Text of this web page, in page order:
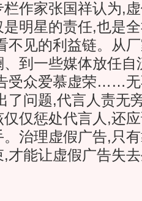
家张国祥认为,虚
明星的责任,也是
不见的利益链。从
到一些媒体放任自
受众爱慕虚荣……无
了问题,代言人责无
仅惩处代言人,还
治理虚假广告,只
才能让虚假广告失